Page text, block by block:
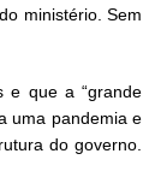
ministério. Sem
e que a “grande
uma pandemia e
do governo.